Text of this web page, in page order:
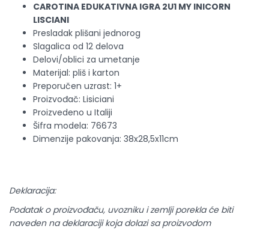
CAROTINA EDUKATIVNA IGRA 2U1 MY INICORN
LISCIANI
Presladak plišani jednorog
Slagalica od 12 delova
Delovi/oblici za umetanje
Materijal: pliš i karton
Preporučen uzrast: 1+
Proizvođač: Lisiciani
Proizvedeno u Italiji
Šifra modela: 76673
Dimenzije pakovanja: 38x28,5x11cm
Deklaracija:
Podatak o proizvođaču, uvozniku i zemlji porekla će biti
naveden na deklaraciji koja dolazi sa proizvodom